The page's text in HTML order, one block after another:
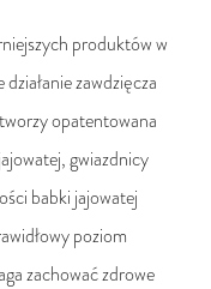
produktów w
zawdzięcza
opatentowana
gwiazdnicy
babki jajowatej
poziom
zachować zdrowe